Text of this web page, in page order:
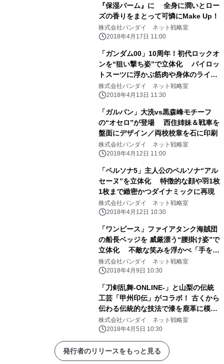
『保湿バーム』に 全身に潤いとロー
ズの香りをまとって可憐にMake Up！
株式会社バンダイ ネット戦略室
2018年4月17日 11:00
「ガンダム00」10周年！初代ロックオ
ンを“狙い撃ち姿”で立体化 パイロッ
トスーツに浮かぶ筋肉や身体のライン
まで再現
株式会社バンダイ ネット戦略室
2018年4月13日 11:30
「ガルパン」大洗vs黒森峰モチーフ
の“オセロ”が登場 西住姉妹＆戦車を
盤面にデザイン／両校校章を石に印刷
株式会社バンダイ ネット戦略室
2018年4月12日 11:00
「ペルソナ5」主人公のペルソナ“アル
セーヌ”を立体化 特徴的な顔や羽1枚
1枚まで緻密かつダイナミックに再現
株式会社バンダイ ネット戦略室
2018年4月12日 10:30
「ワンピース」ファイアタンク海賊団
の船長ベッジを 威厳漂う“腰掛け姿”で
立体化 不敵な笑みを浮かべ「手を組
む・銃を構える」2ポーズを再現
株式会社バンダイ ネット戦略室
2018年4月9日 10:30
「刀剣乱舞-ONLINE-」と山梨の伝統
工芸「甲州印伝」がコラボ！ 古くから
伝わる伝統的な技法で漆を鹿革に模様
付けした商品！
株式会社バンダイ ネット戦略室
2018年4月5日 10:30
発行者のリリースをもっと見る